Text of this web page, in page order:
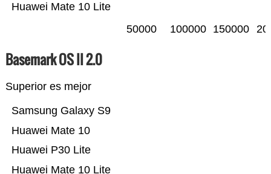
Huawei Mate 10 Lite
50000 100000 150000
Basemark OS II 2.0
Superior es mejor
Huawei Mate 10 Lite
Huawei P30 Lite
Huawei Mate 10
Samsung Galaxy S9